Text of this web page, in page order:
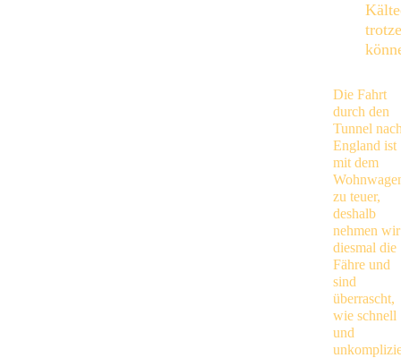
Die Fahrt
durch den
Tunnel
England ist
mit dem
zu teuer,
deshalb
nehmen wir
diesmal die
Fähre und
sind
überrascht,
wie schnell
und